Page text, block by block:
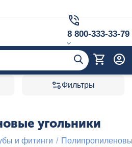
8 800-333-33-79
Фильтры
угольники
и фитинги /